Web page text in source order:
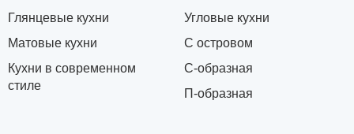
Глянцевые кухни
Матовые кухни
Кухни в современном
стиле
Угловые кухни
С островом
С-образная
П-образная